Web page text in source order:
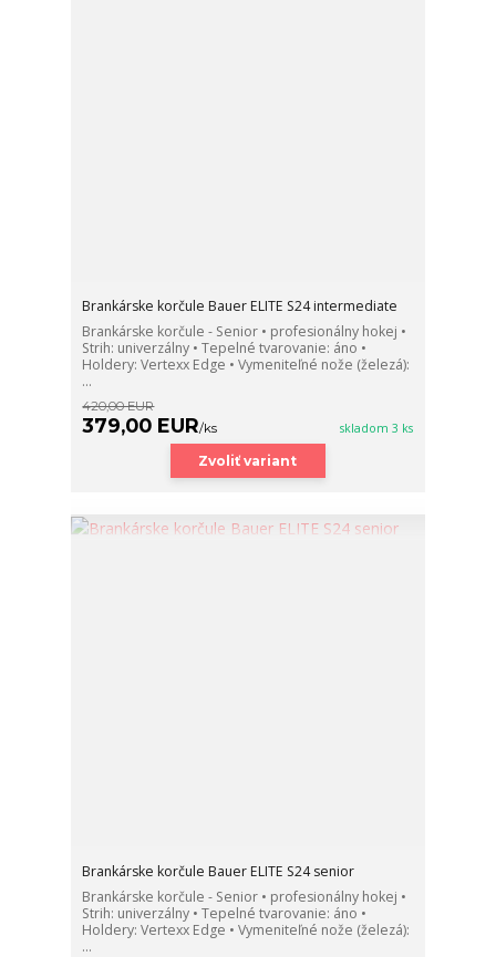
Brankárske korčule Bauer ELITE S24 intermediate
Brankárske korčule - Senior • profesionálny hokej •
Strih: univerzálny • Tepelné tvarovanie: áno •
Holdery: Vertexx Edge • Vymeniteľné nože (železá):
...
420,00 EUR
379,00 EUR/ks skladom 3 ks
Zvoliť variant
Brankárske korčule Bauer ELITE S24 senior
Brankárske korčule - Senior • profesionálny hokej •
Strih: univerzálny • Tepelné tvarovanie: áno •
Holdery: Vertexx Edge • Vymeniteľné nože (železá):
...